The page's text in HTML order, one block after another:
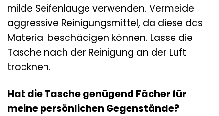
milde Seifenlauge verwenden. Vermeide
aggressive Reinigungsmittel, da diese das
Material beschädigen können. Lasse die
Tasche nach der Reinigung an der Luft
trocknen.
Hat die Tasche genügend Fächer für
meine persönlichen Gegenstände?